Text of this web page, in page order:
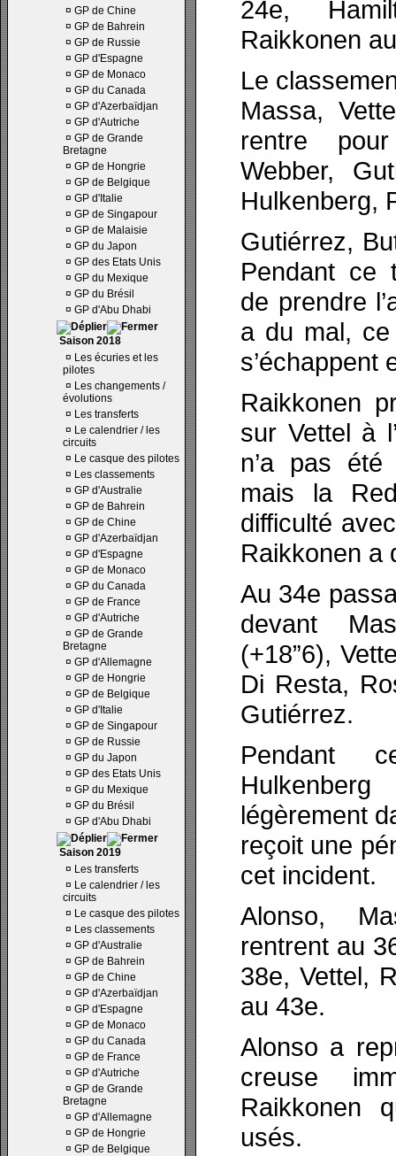
¤ GP de Chine
¤ GP de Bahrein
¤ GP de Russie
¤ GP d'Espagne
¤ GP de Monaco
¤ GP du Canada
¤ GP d'Azerbaïdjan
¤ GP d'Autriche
¤ GP de Grande
Bretagne
¤ GP de Hongrie
¤ GP de Belgique
¤ GP d'Italie
¤ GP de Singapour
¤ GP de Malaisie
¤ GP du Japon
¤ GP des Etats Unis
¤ GP du Mexique
¤ GP du Brésil
¤ GP d'Abu Dhabi
Saison 2018
¤ Les écuries et les
pilotes
¤ Les changements /
évolutions
¤ Les transferts
¤ Le calendrier / les
circuits
¤ Le casque des pilotes
¤ Les classements
¤ GP d'Australie
¤ GP de Bahrein
¤ GP de Chine
¤ GP d'Azerbaïdjan
¤ GP d'Espagne
¤ GP de Monaco
¤ GP du Canada
¤ GP de France
¤ GP d'Autriche
¤ GP de Grande
Bretagne
¤ GP d'Allemagne
¤ GP de Hongrie
¤ GP de Belgique
¤ GP d'Italie
¤ GP de Singapour
¤ GP de Russie
¤ GP du Japon
¤ GP des Etats Unis
¤ GP du Mexique
¤ GP du Brésil
¤ GP d'Abu Dhabi
Saison 2019
¤ Les transferts
¤ Le calendrier / les
circuits
¤ Le casque des pilotes
¤ Les classements
¤ GP d'Australie
¤ GP de Bahrein
¤ GP de Chine
¤ GP d'Azerbaïdjan
¤ GP d'Espagne
¤ GP de Monaco
¤ GP du Canada
¤ GP de France
¤ GP d'Autriche
¤ GP de Grande
Bretagne
¤ GP d'Allemagne
¤ GP de Hongrie
¤ GP de Belgique
24e,
Raikkonen
Le
Massa,
rentre
Webber,
Hulkenberg,
Gutiérrez,
Pendant ce
de prendre
a du mal,
s’échappent
Raikkonen
sur Vettel à
n’a pas
mais la
difficulté
Raikkonen a
Au 34e
devant
(+18”6),
Di Resta,
Gutiérrez.
Pendant
Hulkenberg
légèrement
reçoit une
cet incident.
Alonso,
rentrent au
38e, Vettel,
au 43e.
Alonso a
creuse
Raikkonen
usés.